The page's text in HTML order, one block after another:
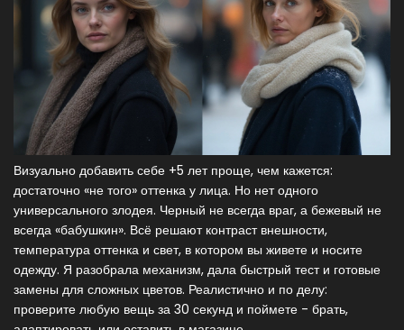
Визуально добавить себе +5 лет проще, чем кажется:
достаточно «не того» оттенка у лица. Но нет одного
универсального злодея. Черный не всегда враг, а бежевый не
всегда «бабушкин». Всё решают контраст внешности,
температура оттенка и свет, в котором вы живете и носите
одежду. Я разобрала механизм, дала быстрый тест и готовые
замены для сложных цветов. Реалистично и по делу:
проверите любую вещь за 30 секунд и поймете - брать,